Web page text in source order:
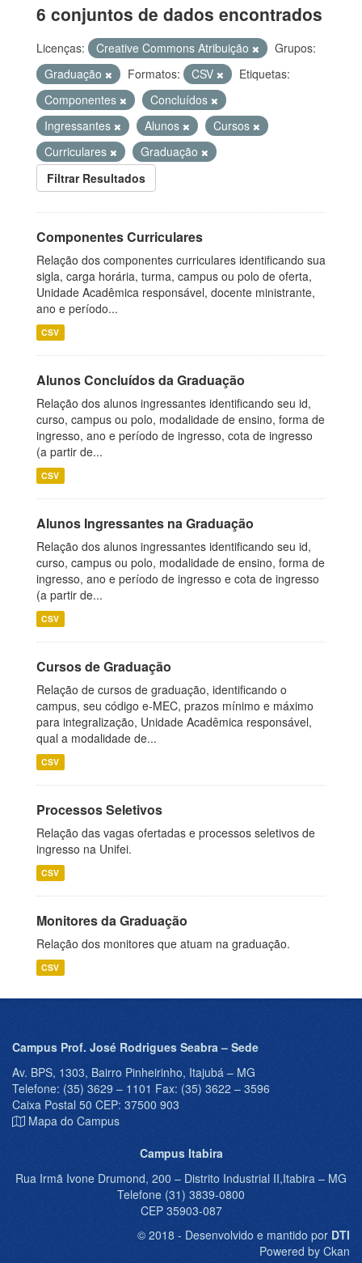
6 conjuntos de dados encontrados
Licenças: Creative Commons Atribuição
Grupos:
Graduação
Formatos: CSV
Etiquetas:
Componentes
Concluídos
Ingressantes
Alunos
Cursos
Curriculares
Graduação
Filtrar Resultados
Componentes Curriculares
Relação dos componentes curriculares identificando sua
sigla, carga horária, turma, campus ou polo de oferta,
Unidade Acadêmica responsável, docente ministrante,
ano e período...
CSV
Alunos Concluídos da Graduação
Relação dos alunos ingressantes identificando seu id,
curso, campus ou polo, modalidade de ensino, forma de
ingresso, ano e período de ingresso, cota de ingresso
(a partir de...
CSV
Alunos Ingressantes na Graduação
Relação dos alunos ingressantes identificando seu id,
curso, campus ou polo, modalidade de ensino, forma de
ingresso, ano e período de ingresso e cota de ingresso
(a partir de...
CSV
Cursos de Graduação
Relação de cursos de graduação, identificando o
campus, seu código e-MEC, prazos mínimo e máximo
para integralização, Unidade Acadêmica responsável,
qual a modalidade de...
CSV
Processos Seletivos
Relação das vagas ofertadas e processos seletivos de
ingresso na Unifei.
CSV
Monitores da Graduação
Relação dos monitores que atuam na graduação.
CSV
Campus Prof. José Rodrigues Seabra – Sede
Av. BPS, 1303, Bairro Pinheirinho, Itajubá – MG
Telefone: (35) 3629 – 1101 Fax: (35) 3622 – 3596
Caixa Postal 50 CEP: 37500 903
Mapa do Campus
Campus Itabira
Rua Irmã Ivone Drumond, 200 – Distrito Industrial II,Itabira – MG
Telefone (31) 3839-0800
CEP 35903-087
© 2018 - Desenvolvido e mantido por DTI
Powered by Ckan